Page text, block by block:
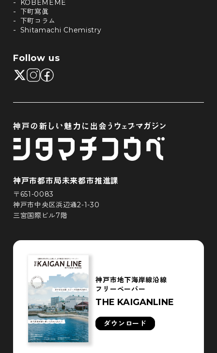
KOBEMEME
下町寫眞
下町コラム
Shitamachi Chemistry
Follow us
神戸市都市局未来都市推進課
〒651-0083
神戸市中央区浜辺通2-1-30
三宮国際ビル7階
神戸市地下海岸線沿線
フリーペーパー
THE KAIGANLINE
ダウンロード